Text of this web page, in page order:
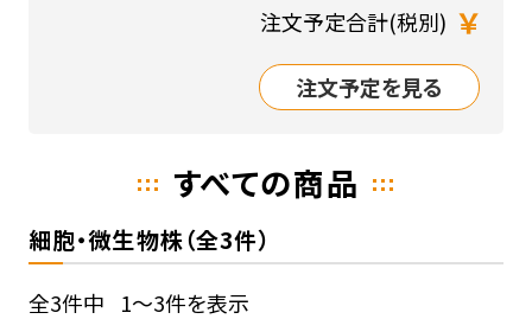
注文予定合計(税別) ￥
注文予定を見る
すべての商品
細胞・微生物株（全3件）
全3件中 1～3件を表示